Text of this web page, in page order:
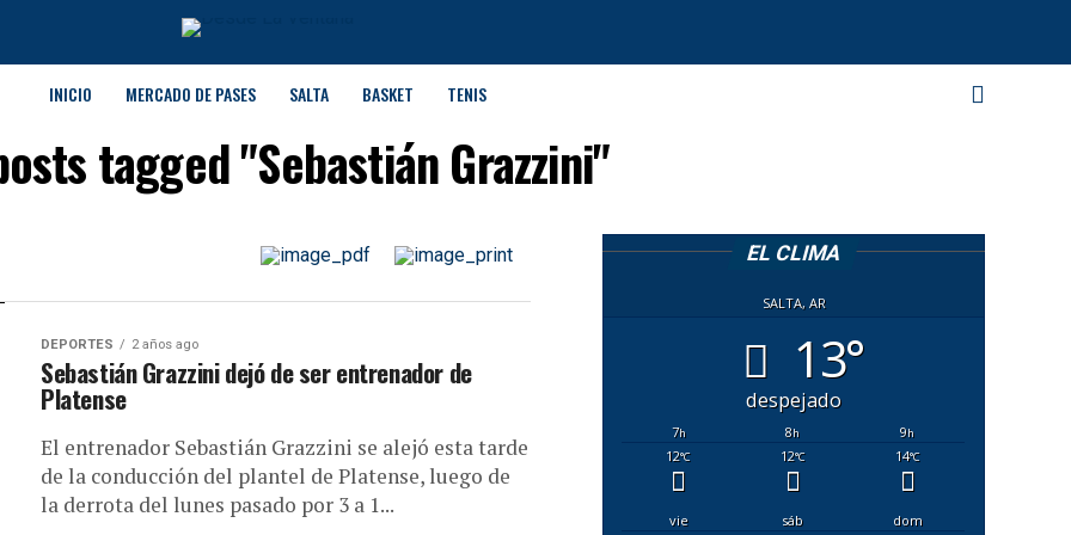
INICIO MERCADO DE PASES SALTA BASKET TENIS
tagged "Sebastián Grazzini"
DEPORTES 2 años ago
Sebastián Grazzini dejó de ser entrenador de
Platense
El entrenador Sebastián Grazzini se alejó esta tarde
de la conducción del plantel de Platense, luego de
la derrota del lunes pasado por 3 a 1...
EL CLIMA
SALTA, AR
13°
despejado
7h 8h 9h
12°C 12°C 14°C
vie sáb
dom